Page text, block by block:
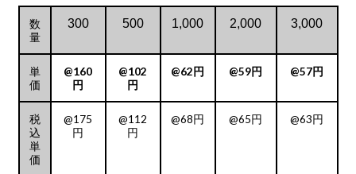
数
量
300 500 1,000 2,000 3,000
単
価
@160
円
@102
円
@62円 @59円 @57円
税
込
単
価
@175
円
@112
円
@68円 @65円 @63円